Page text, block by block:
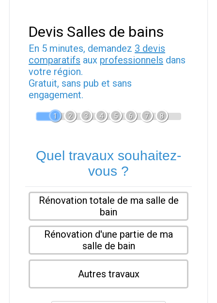
Devis Salles de bains
En 5 minutes, demandez 3 devis
comparatifs aux professionnels dans
votre région.
Gratuit, sans pub et sans
engagement.
1 2 3 4 5 6 7 8
Quel travaux souhaitez-
vous ?
Rénovation totale de ma salle de
bain
Rénovation d'une partie de ma
salle de bain
Autres travaux